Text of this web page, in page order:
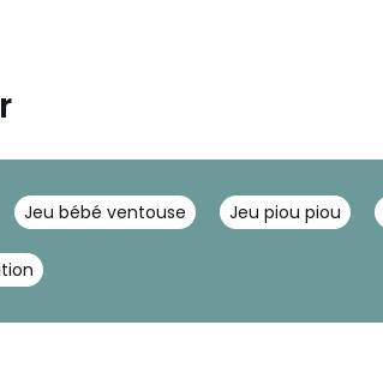
Jeu bébé ventouse Jeu piou piou